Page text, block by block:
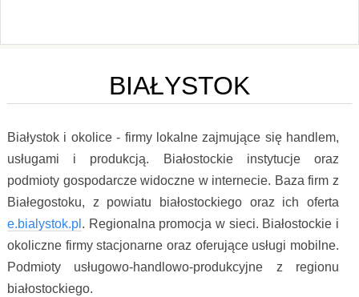
BIAŁYSTOK
Białystok i okolice - firmy lokalne zajmujące się handlem,
usługami i produkcją. Białostockie instytucje oraz
podmioty gospodarcze widoczne w internecie. Baza firm z
Białegostoku, z powiatu białostockiego oraz ich oferta
e.bialystok.pl . Regionalna promocja w sieci. Białostockie i
okoliczne firmy stacjonarne oraz oferujące usługi mobilne.
Podmioty usługowo-handlowo-produkcyjne z regionu
białostockiego.